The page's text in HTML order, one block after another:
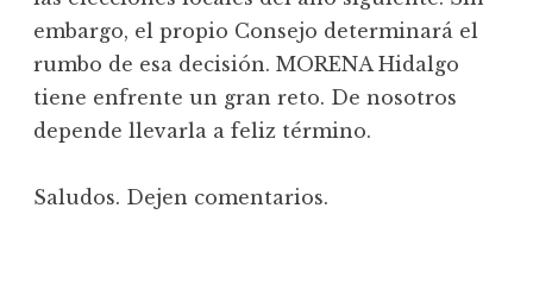
embargo, el propio Consejo determinará el
rumbo de esa decisión. MORENA Hidalgo
tiene enfrente un gran reto. De nosotros
depende llevarla a feliz término.
Saludos. Dejen comentarios.